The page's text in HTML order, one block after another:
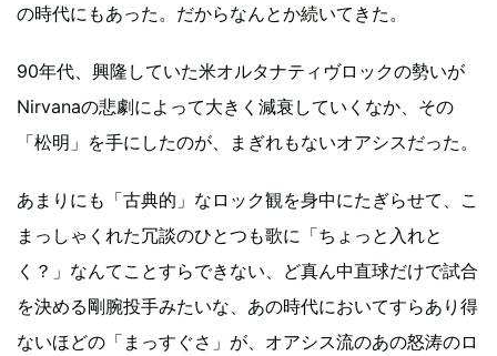
の時代にもあった。だからなんとか続いてきた。
90年代、興隆していた米オルタナティヴロックの勢いが
Nirvanaの悲劇によって大きく減衰していくなか、その
「松明」を手にしたのが、まぎれもないオアシスだった。
あまりにも「古典的」なロック観を身中にたぎらせて、こ
まっしゃくれた冗談のひとつも歌に「ちょっと入れと
く？」なんてことすらできない、ど真ん中直球だけで試合
を決める剛腕投手みたいな、あの時代においてすらあり得
ないほどの「まっすぐさ」が、オアシス流のあの怒涛のロ